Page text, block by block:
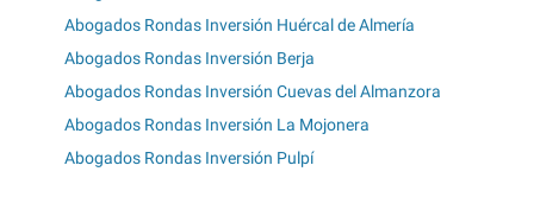
Abogados Rondas Inversión Huércal de Almería
Abogados Rondas Inversión Berja
Abogados Rondas Inversión Cuevas del Almanzora
Abogados Rondas Inversión La Mojonera
Abogados Rondas Inversión Pulpí